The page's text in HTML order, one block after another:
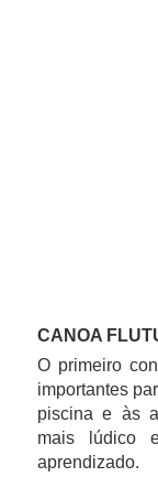
CANOA
O primeiro
importantes
piscina e às
mais lúdico
aprendizado.